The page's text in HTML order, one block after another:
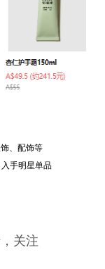
、配饰等
手明星单品
关注